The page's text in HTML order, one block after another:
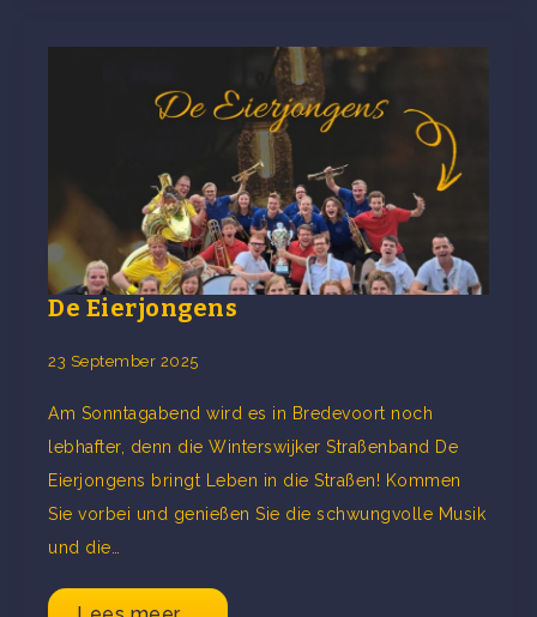
De Eierjongens
23 September 2025
Am Sonntagabend wird es in Bredevoort noch
lebhafter, denn die Winterswijker Straßenband De
Eierjongens bringt Leben in die Straßen! Kommen
Sie vorbei und genießen Sie die schwungvolle Musik
und die…